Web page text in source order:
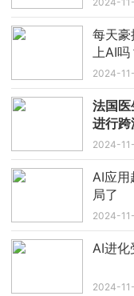
每天
上AI吗
2024-
法国
进行
2024-
AI应用
局了
2024-
AI进
2024-